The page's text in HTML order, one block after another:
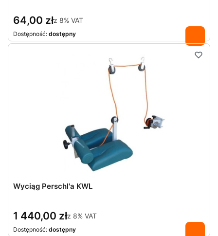
64,00 złz 8% VAT
Dostępność: dostępny
Wyciąg Perschl'a KWL
1 440,00 złz 8% VAT
Dostępność: dostępny